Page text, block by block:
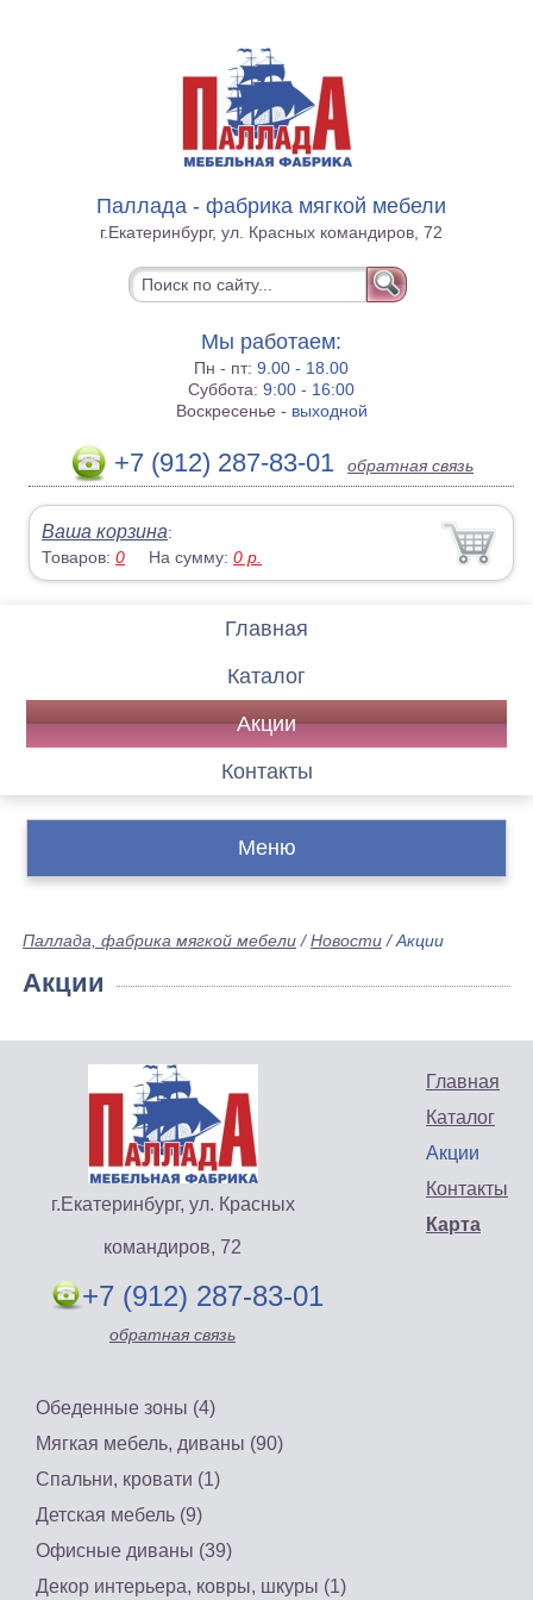
Паллада - фабрика мягкой мебели
г.Екатеринбург, ул. Красных командиров, 72
Мы работаем:
Пн - пт:9.00 - 18.00
Суббота:9:00 - 16:00
Воскресенье - выходной
+7 (912) 287-83-01 обратная связь
Ваша корзина:
Товаров:0 На сумму:0 р.
Главная
Каталог
Акции
Контакты
Меню
Паллада, фабрика мягкой мебели /Новости /Акции
Акции
Главная
Каталог
Акции
Контакты
Карта
г.Екатеринбург, ул. Красных
командиров, 72
+7 (912) 287-83-01
обратная связь
Обеденные зоны (4)
Мягкая мебель, диваны (90)
Спальни, кровати (1)
Детская мебель (9)
Офисные диваны (39)
Декор интерьера, ковры, шкуры (1)